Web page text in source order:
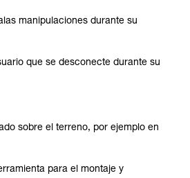
manipulaciones durante su
que se desconecte durante su
sobre el terreno, por ejemplo en
para el montaje y